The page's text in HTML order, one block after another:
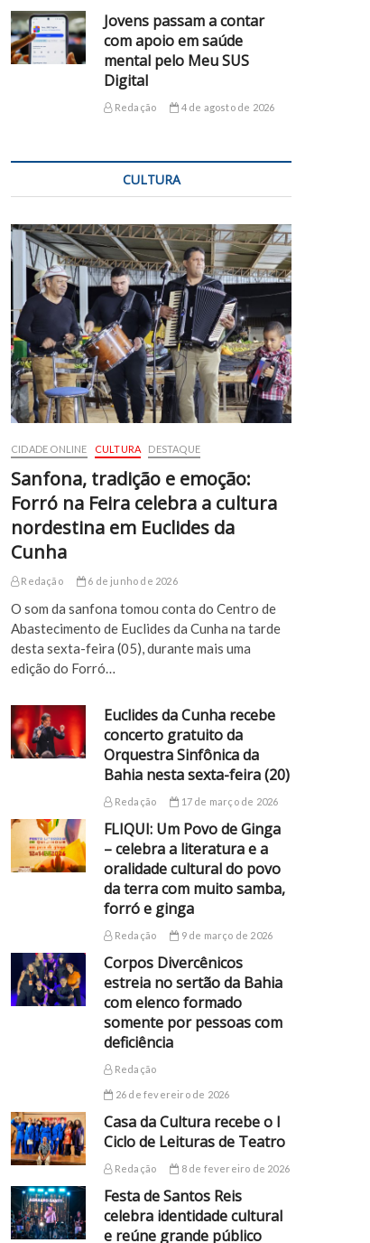
Jovens passam a contar
com apoio em saúde
mental pelo Meu SUS
Digital
Redação 4 de agosto de 2026
CULTURA
CIDADE ONLINE CULTURA DESTAQUE
Sanfona, tradição e emoção:
Forró na Feira celebra a cultura
nordestina em Euclides da
Cunha
Redação 6 de junho de 2026
O som da sanfona tomou conta do Centro de
Abastecimento de Euclides da Cunha na tarde
desta sexta-feira (05), durante mais uma
edição do Forró…
Euclides da Cunha recebe
concerto gratuito da
Orquestra Sinfônica da
Bahia nesta sexta-feira (20)
Redação 17 de março de 2026
FLIQUI: Um Povo de Ginga
– celebra a literatura e a
oralidade cultural do povo
da terra com muito samba,
forró e ginga
Redação 9 de março de 2026
Corpos Divercênicos
estreia no sertão da Bahia
com elenco formado
somente por pessoas com
deficiência
Redação
26 de fevereiro de 2026
Casa da Cultura recebe o I
Ciclo de Leituras de Teatro
Redação 8 de fevereiro de 2026
Festa de Santos Reis
celebra identidade cultural
e reúne grande público